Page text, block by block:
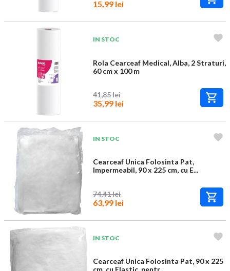
15,99 lei
IN STOC
Rola Cearceaf Medical, Alba, 2 Straturi,
60 cm x 100 m
41,85 lei
35,99 lei
IN STOC
Cearceaf Unica Folosinta Pat,
Impermeabil, 90 x 225 cm, cu E...
74,41 lei
63,99 lei
IN STOC
Cearceaf Unica Folosinta Pat, 90 x 225